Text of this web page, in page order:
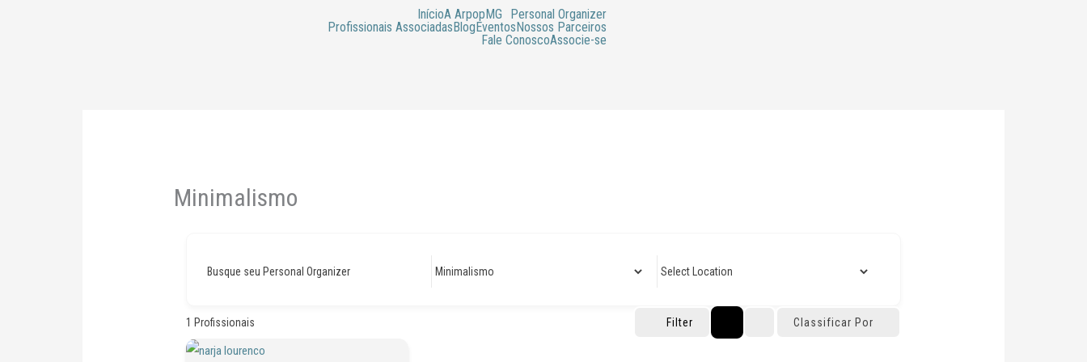
InícioA ArpopMG
Personal Organizer
Profissionais AssociadasBlogEventosNossos Parceiros
Fale ConoscoAssocie-se
Minimalismo
Busque seu Personal Organizer
1 Profissionais Filter Classificar Por